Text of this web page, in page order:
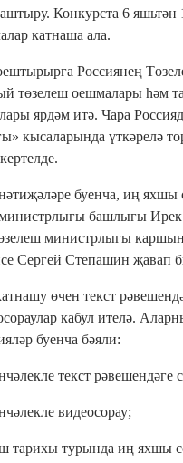
Конкурста 6 яшьтән
катнаша ала.
Россиянең
төзелеш оешмалары һәм
ярдәм итә. Чара
кысаларында үткәрелә
буенча, иң яхшы
башлыгы
министрлыгы
Сергей Степашин җавап
өчен текст
кабул ителә.
буенча бәяли:
текст рәвешендәге
видеосорау;
тарихы турында иң яхшы